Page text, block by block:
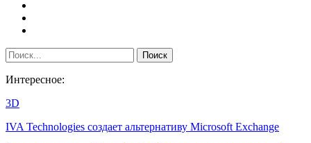
Интересное:
3D
IVA Technologies создает альтернативу Microsoft Exchange